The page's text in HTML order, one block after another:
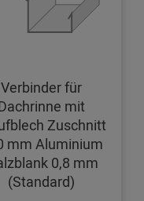
Verbinder für
mit
Zuschnitt
mm Aluminium
0,8 mm
(Standard)